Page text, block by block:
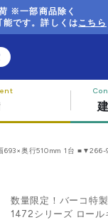
※一部商品除く
です。詳しくはこちら
693×奥行510mm 1台 ■▼266-
数量限定！バーコ特
1472シリーズ ロー